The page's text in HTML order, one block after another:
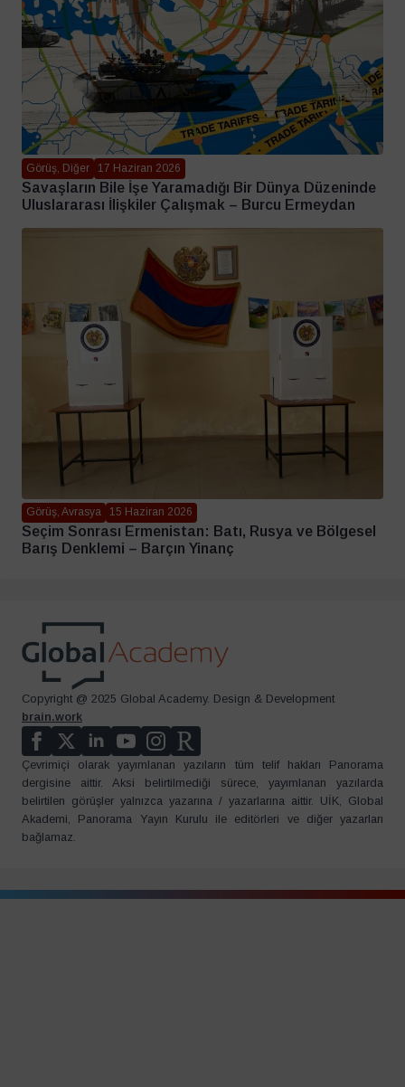
Görüş, Diğer 17 Haziran 2026
Savaşların Bile İşe Yaramadığı Bir Dünya Düzeninde
Uluslararası İlişkiler Çalışmak – Burcu Ermeydan
Görüş, Avrasya 15 Haziran 2026
Seçim Sonrası Ermenistan: Batı, Rusya ve Bölgesel
Barış Denklemi – Barçın Yinanç
Copyright @ 2025 Global Academy. Design & Development
brain.work
Çevrimiçi olarak yayımlanan yazıların tüm telif hakları Panorama
dergisine aittir. Aksi belirtilmediği sürece, yayımlanan yazılarda
belirtilen görüşler yalnızca yazarına / yazarlarına aittir. UİK, Global
Akademi, Panorama Yayın Kurulu ile editörleri ve diğer yazarları
bağlamaz.